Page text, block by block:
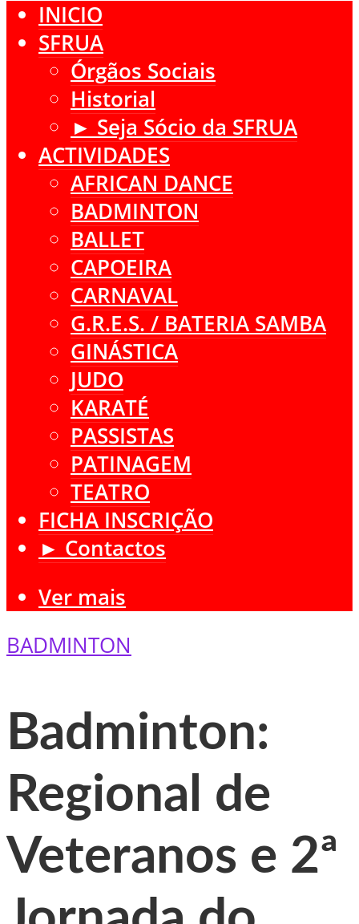
INICIO
SFRUA
Órgãos Sociais
Historial
► Seja Sócio da SFRUA
ACTIVIDADES
AFRICAN DANCE
BADMINTON
BALLET
CAPOEIRA
CARNAVAL
G.R.E.S. / BATERIA SAMBA
GINÁSTICA
JUDO
KARATÉ
PASSISTAS
PATINAGEM
TEATRO
FICHA INSCRIÇÃO
► Contactos
Ver mais
BADMINTON
Badminton:
Regional de
Veteranos e 2ª